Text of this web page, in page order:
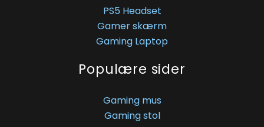
PS5 Headset
Gamer skærm
Gaming Laptop
Populære sider
Gaming mus
Gaming stol